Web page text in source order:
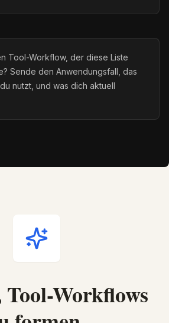
Tool-Workflow, der diese Liste
Sende den Anwendungsfall, das
nutzt, und was dich aktuell
Workflows